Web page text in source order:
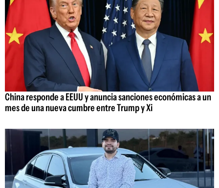
China responde a EEUU y anuncia sanciones económicas a un
mes de una nueva cumbre entre Trump y Xi